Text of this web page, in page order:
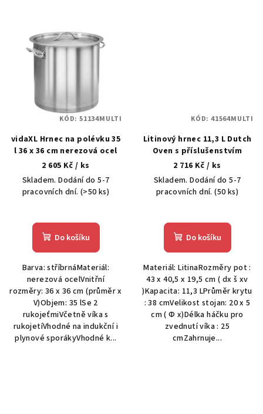
vidaXL Hrnec na polévku 35
l 36 x 36 cm nerezová ocel
2 605 Kč / ks
Skladem. Dodání do 5-7
pracovních dní.(>50 ks)
Do košíku
Barva: stříbrnáMateriál:
nerezová ocelVnitřní
rozměry: 36 x 36 cm (průměr x
V)Objem: 35 lSe 2
rukojeťmiVčetně víka s
rukojetíVhodné na indukční i
plynové sporákyVhodné k...
KÓD: 51134MULTI
Litinový hrnec 11,3 L Dutch
Oven s příslušenstvím
2 716 Kč / ks
Skladem. Dodání do 5-7
pracovních dní.(50 ks)
Do košíku
Materiál: LitinaRozměry pot :
43 x 40,5 x 19,5 cm ( dx š xv
)Kapacita: 11,3 LPrůměr krytu
: 38 cmVelikost stojan: 20 x 5
cm ( Φ x)Délka háčku pro
zvednutí víka : 25
cmZahrnuje...
KÓD: 41564MULTI